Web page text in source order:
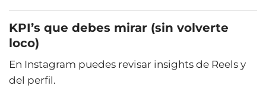
KPI’s que debes mirar (sin volverte
loco)
En Instagram puedes revisar insights de Reels y
del perfil.